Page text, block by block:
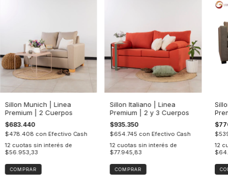
Sillon Munich | Linea
Premium | 2 Cuerpos
$683.440
$478.408 con Efectivo Cash
12 cuotas sin interés de
$56.953,33
COMPRAR
Sillon Italiano | Linea
Premium | 2 y 3 Cuerpos
$935.350
$654.745 con Efectivo Cash
12 cuotas sin interés de
$77.945,83
COMPRAR
12